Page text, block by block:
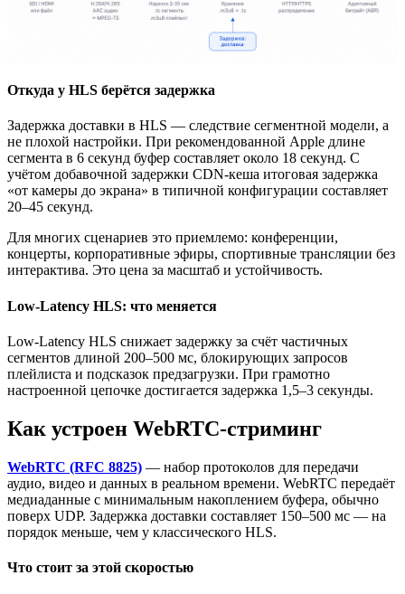
Откуда у HLS берётся задержка
Задержка доставки в HLS — следствие сегментной модели, а
не плохой настройки. При рекомендованной Apple длине
сегмента в 6 секунд буфер составляет около 18 секунд. С
учётом добавочной задержки CDN-кеша итоговая задержка
«от камеры до экрана» в типичной конфигурации составляет
20–45 секунд.
Для многих сценариев это приемлемо: конференции,
концерты, корпоративные эфиры, спортивные трансляции без
интерактива. Это цена за масштаб и устойчивость.
Low-Latency HLS: что меняется
Low-Latency HLS снижает задержку за счёт частичных
сегментов длиной 200–500 мс, блокирующих запросов
плейлиста и подсказок предзагрузки. При грамотно
настроенной цепочке достигается задержка 1,5–3 секунды.
Как устроен WebRTC-стриминг
WebRTC (RFC 8825) — набор протоколов для передачи
аудио, видео и данных в реальном времени. WebRTC передаёт
медиаданные с минимальным накоплением буфера, обычно
поверх UDP. Задержка доставки составляет 150–500 мс — на
порядок меньше, чем у классического HLS.
Что стоит за этой скоростью